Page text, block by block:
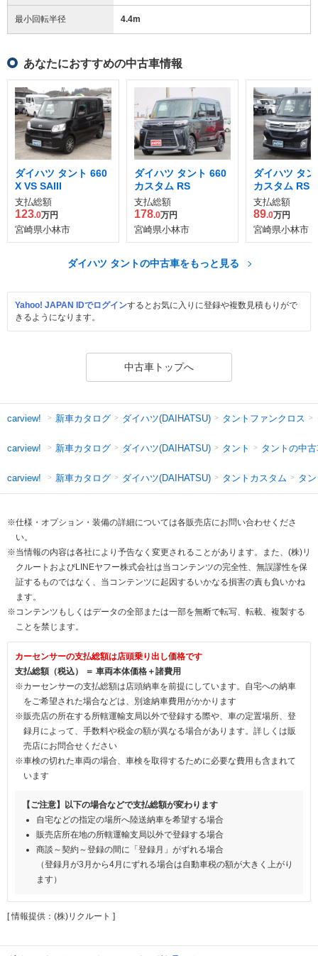
最小回転半径 4.4m
あなたにおすすめの中古車情報
ダイハツ タント 660
X VS SAIII
支払総額
123.0万円
宮崎県小林市
ダイハツ タント 660
カスタム RS
支払総額
178.0万円
宮崎県小林市
ダイハツ タ
カスタム RS
エディション
支払総額
89.0万円
宮崎県小林市
ダイハツ タントの中古車をもっと見る
Yahoo! JAPAN IDでログインするとお気に入りに登録や複数見積もりがで
きるようになります。
中古車トップへ
carview! 新車カタログ ダイハツ(DAIHATSU) タントファンクロス
carview! 新車カタログ ダイハツ(DAIHATSU) タント タントの中
carview! 新車カタログ ダイハツ(DAIHATSU) タントカスタム タ
※仕様・オプション・装備の詳細については各販売店にお問い合わせくださ
い。
※当情報の内容は各社により予告なく変更されることがあります。また、(株)リ
クルートおよびLINEヤフー株式会社は当コンテンツの完全性、無誤謬性を保
証するものではなく、当コンテンツに起因するいかなる損害の責も負いかね
ます。
※コンテンツもしくはデータの全部または一部を無断で転写、転載、複製する
ことを禁じます。
カーセンサーの支払総額は店頭乗り出し価格です
支払総額（税込） ＝ 車両本体価格＋諸費用
※カーセンサーの支払総額は店頭納車を前提にしています。自宅への納車
をご希望された場合などは、別途納車費用がかかります
※販売店の所在する所轄運輸支局以外で登録する際や、車の定置場所、登
録月によって、手数料や税金の額が異なる場合があります。詳しくは販
売店にお問合せください
※車検の切れた車両の場合、車検を取得するために必要な費用も含まれて
います
【ご注意】以下の場合などで支払総額が変わります
自宅などの指定の場所へ陸送納車を希望する場合
販売店所在地の所轄運輸支局以外で登録する場合
商談～契約～登録の間に「登録月」がずれる場合
（登録月が3月から4月にずれる場合は自動車税の額が大きく上がり
ます）
[ 情報提供：(株)リクルート ]